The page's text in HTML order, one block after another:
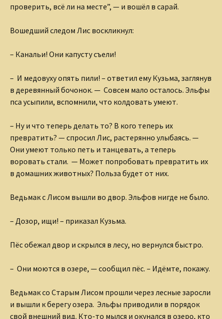
проверить, всё ли на месте”, — и вошёл в сарай.
Вошедший следом Лис воскликнул:
– Канальи! Они капусту съели!
– И медовуху опять пили! – ответил ему Кузьма, заглянув
в деревянный бочонок. — Совсем мало осталось. Эльфы
пса усыпили, вспомнили, что колдовать умеют.
– Ну и что теперь делать то? В кого теперь их
превратить? — спросил Лис, растерянно улыбаясь. —
Они умеют только петь и танцевать, а теперь
воровать стали. — Может попробовать превратить их
в домашних животных? Польза будет от них.
Ведьмак с Лисом вышли во двор. Эльфов нигде не было.
– Дозор, ищи! – приказал Кузьма.
Пёс обежал двор и скрылся в лесу, но вернулся быстро.
– Они моются в озере, — сообщил пёс. – Идёмте, покажу.
Ведьмак со Старым Лисом прошли через лесные заросли
и вышли к берегу озера. Эльфы приводили в порядок
свой внешний вид. Кто-то мылся и окунался в озеро, кто